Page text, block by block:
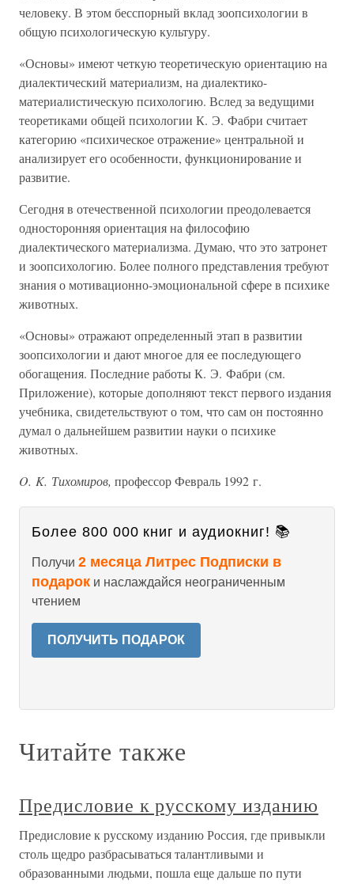
человеку. В этом бесспорный вклад зоопсихологии в
общую психологическую культуру.
«Основы» имеют четкую теоретическую ориентацию на
диалектический материализм, на диалектико-
материалистическую психологию. Вслед за ведущими
теоретиками общей психологии К. Э. Фабри считает
категорию «психическое отражение» центральной и
анализирует его особенности, функционирование и
развитие.
Сегодня в отечественной психологии преодолевается
односторонняя ориентация на философию
диалектического материализма. Думаю, что это затронет
и зоопсихологию. Более полного представления требуют
знания о мотивационно-эмоциональной сфере в психике
животных.
«Основы» отражают определенный этап в развитии
зоопсихологии и дают многое для ее последующего
обогащения. Последние работы К. Э. Фабри (см.
Приложение), которые дополняют текст первого издания
учебника, свидетельствуют о том, что сам он постоянно
думал о дальнейшем развитии науки о психике
животных.
O. K. Тихомиров, профессор Февраль 1992 г.
Более 800 000 книг и аудиокниг! 📚
Получи 2 месяца Литрес Подписки в
подарок и наслаждайся неограниченным
чтением
ПОЛУЧИТЬ ПОДАРОК
Читайте также
Предисловие к русскому изданию
Предисловие к русскому изданию Россия, где привыкли
столь щедро разбрасываться талантливыми и
образованными людьми, пошла еще дальше по пути